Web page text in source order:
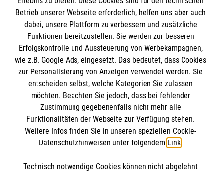
IBAN: DE10 3706 0120 1201 2000 12
BIC: GENODED 1PA7
Newsletter abonnieren
Cookies verwalten|AGB|Impressum|Datenschutz
Betrieb unserer Webseite erforderlich, helfen uns aber auch
dabei, unsere Plattform zu verbessern und zusätzliche
Funktionen bereitzustellen. Sie werden zur besseren
Erfolgskontrolle und Aussteuerung von Werbekampagnen,
wie z.B. Google Ads, eingesetzt. Das bedeutet, dass Cookies
zur Personalisierung von Anzeigen verwendet werden. Sie
entscheiden selbst, welche Kategorien Sie zulassen
möchten. Beachten Sie jedoch, dass bei fehlender
Zustimmung gegebenenfalls nicht mehr alle
Funktionalitäten der Webseite zur Verfügung stehen.
Weitere Infos finden Sie in unseren speziellen Cookie-
Datenschutzhinweisen unter folgendem Link.
Technisch notwendige Cookies können nicht abgelehnt